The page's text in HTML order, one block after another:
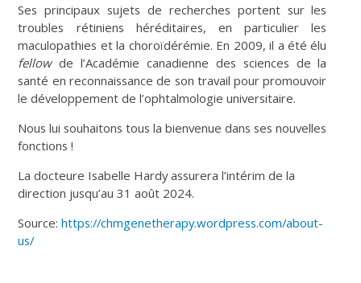
Ses principaux sujets de recherches portent sur les
troubles rétiniens héréditaires, en particulier les
maculopathies et la choroïdérémie. En 2009, il a été élu
fellowde l’Académie canadienne des sciences de la
santé en reconnaissance de son travail pour promouvoir
le développement de l’ophtalmologie universitaire.
Nous lui souhaitons tous la bienvenue dans ses nouvelles
fonctions !
La docteure Isabelle Hardy assurera l’intérim de la
direction jusqu’au 31 août 2024.
Source:https://chmgenetherapy.wordpress.com/about-
us/